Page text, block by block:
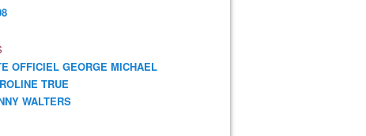
OFFICIEL GEORGE MICHAEL
TRUE
WALTERS